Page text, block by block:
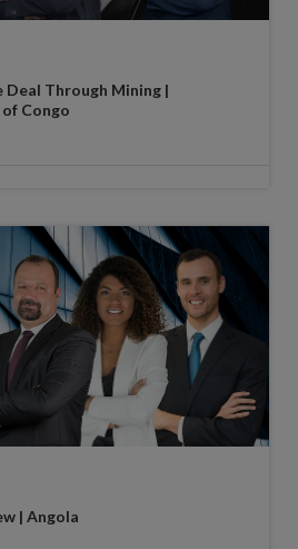
Through Mining |
Congo
| Angola